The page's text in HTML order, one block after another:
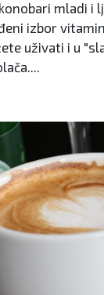
mladi i
izbor
uživati i u